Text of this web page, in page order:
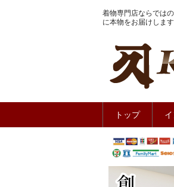
着物専門店ならでは
に本物をお届けします
トップ